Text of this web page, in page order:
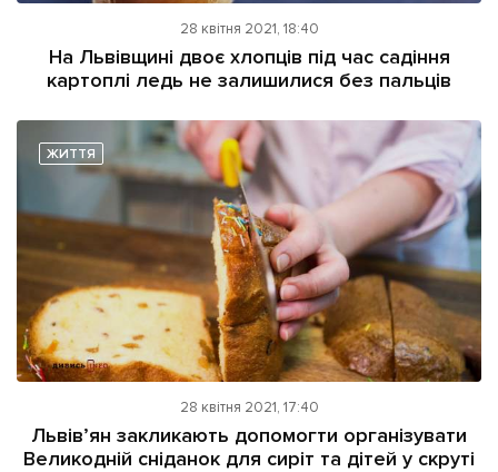
28 квітня 2021, 18:40
На Львівщині двоє хлопців під час садіння
картоплі ледь не залишилися без пальців
ЖИТТЯ
28 квітня 2021, 17:40
Львів’ян закликають допомогти організувати
Великодній сніданок для сиріт та дітей у скруті